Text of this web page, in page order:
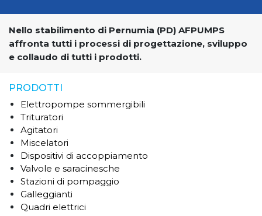
Nello stabilimento di Pernumia (PD) AFPUMPS
affronta tutti i processi di progettazione, sviluppo
e collaudo di tutti i prodotti.
PRODOTTI
Elettropompe sommergibili
Trituratori
Agitatori
Miscelatori
Dispositivi di accoppiamento
Valvole e saracinesche
Stazioni di pompaggio
Galleggianti
Quadri elettrici